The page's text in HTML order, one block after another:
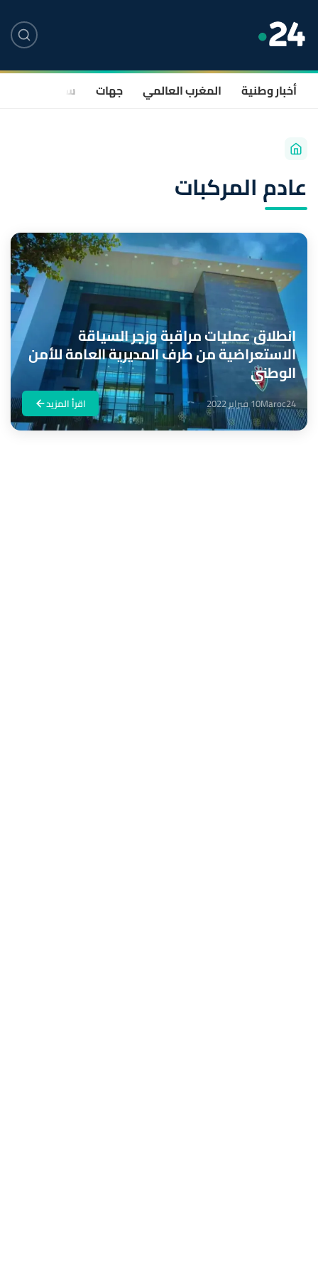
أخبار وطنية المغرب العالمي جهات سياسة
عادم المركبات
انطلاق عمليات مراقبة وزجر السياقة
الاستعراضية من طرف المديرية العامة للأمن
الوطني
Maroc2410 فبراير 2022 اقرأ المزيد